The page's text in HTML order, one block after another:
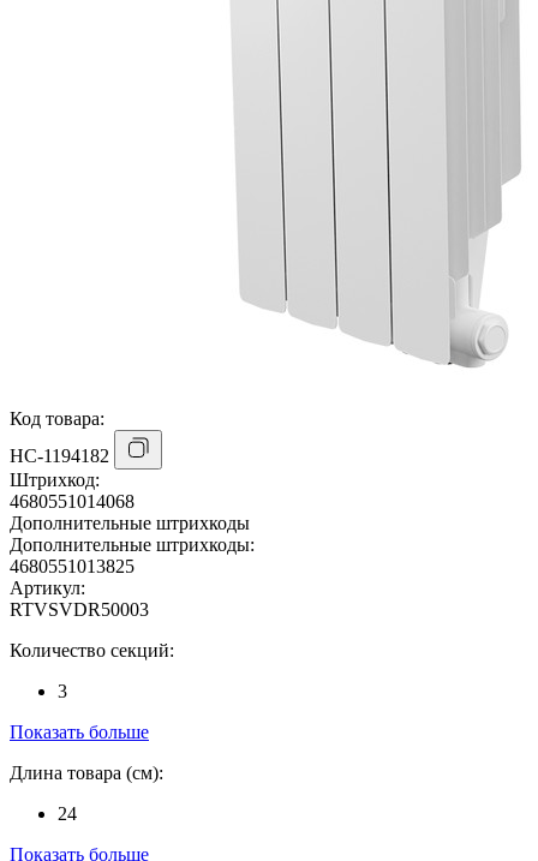
Код товара:
НС-1194182
Штрихкод:
4680551014068
Дополнительные штрихкоды
Дополнительные штрихкоды:
4680551013825
Артикул:
RTVSVDR50003
Количество секций:
3
Показать больше
Длина товара (см):
24
Показать больше